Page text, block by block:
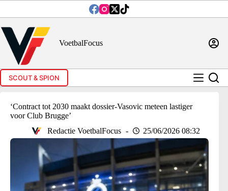
inhoud
VoetbalFocus
SCOUT & SPION
‘Contract tot 2030 maakt dossier-Vasovic meteen lastiger
voor Club Brugge’
Redactie VoetbalFocus
25/06/2026 08:32